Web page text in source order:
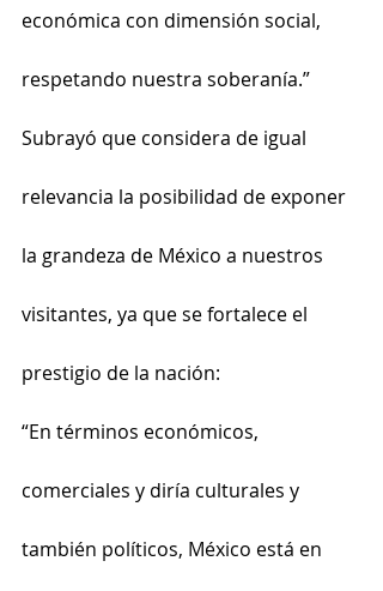
económica con dimensión social,
respetando nuestra soberanía.”
Subrayó que considera de igual
relevancia la posibilidad de exponer
la grandeza de México a nuestros
visitantes, ya que se fortalece el
prestigio de la nación:
“En términos económicos,
comerciales y diría culturales y
también políticos, México está en